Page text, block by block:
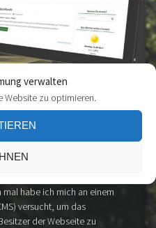
verwalten
Website zu optimieren.
HERZHAUSEN
jetzt hat die Angler
mal habe ich mich an einem
versucht, um das
der Webseite zu